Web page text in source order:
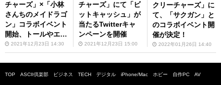
チャーズ」×「小林
さんちのメイドラゴ
ン」コラボイベント
開始、トールやエル
マをゲットしよう
2021年12月23日 14:30
チャーズ」にて「ビ
ットキャッシュ」が
当たるTwitterキャ
ンペーンを開催
2021年12月23日 15:00
クリーチャーズ」に
て、「サクガン」と
のコラボイベント開
催が決定！
2022年01月26日 14:40
TOP ASCII倶楽部 ビジネス TECH デジタル iPhone/Mac ホビー 自作PC AV